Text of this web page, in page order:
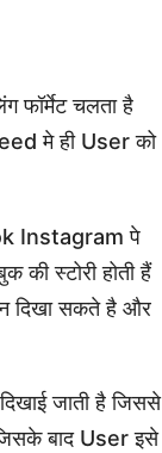
फॉर्मेट चलता है
मे ही User को
Instagram पे
की स्टोरी होती हैं
दिखा सकते है और
जाती है जिससे
बाद User इसे